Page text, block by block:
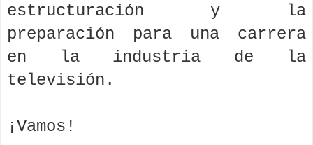
estructuración y la
preparación para una carrera
en la industria de la
televisión.
¡Vamos!